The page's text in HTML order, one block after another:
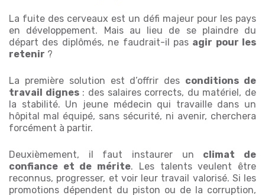
La fuite des cerveaux est un défi majeur pour les pays
en développement. Mais au lieu de se plaindre du
départ des diplômés, ne faudrait-il pas agir pour les
retenir ?
La première solution est d’offrir des conditions de
travail dignes: des salaires corrects, du matériel, de
la stabilité. Un jeune médecin qui travaille dans un
hôpital mal équipé, sans sécurité, ni avenir, cherchera
forcément à partir.
Deuxièmement, il faut instaurer un climat de
confiance et de mérite. Les talents veulent être
reconnus, progresser, et voir leur travail valorisé. Si les
promotions dépendent du piston ou de la corruption,